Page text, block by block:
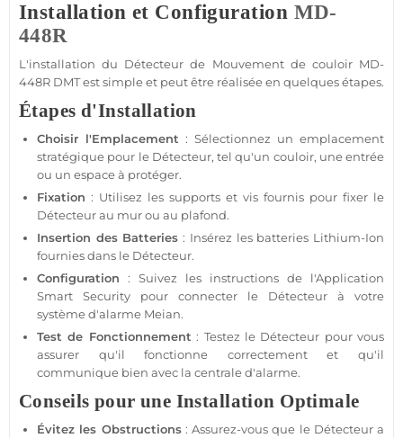
Installation et Configuration MD-
448R
L'installation du Détecteur de Mouvementde couloir MD-
448R DMT est simple et peut être réalisée en quelques étapes.
Étapes d'Installation
Choisir l'Emplacement : Sélectionnez un emplacement
stratégique pour le Détecteur, tel qu'un couloir, une entrée
ou un espace à protéger.
Fixation : Utilisez les supports et vis fournis pour fixer le
Détecteurau mur ou au plafond.
Insertion des Batteries : Insérez les batteries Lithium-Ion
fournies dans le Détecteur.
Configuration : Suivez les instructions de l'Application
Smart Security pour connecter le Détecteur à votre
système d'alarme Meian.
Test de Fonctionnement : Testez le Détecteur pour vous
assurer qu'il fonctionne correctement et qu'il
communique bien avec la centrale d'alarme.
Conseils pour une Installation Optimale
Évitez les Obstructions: Assurez-vous que le Détecteura